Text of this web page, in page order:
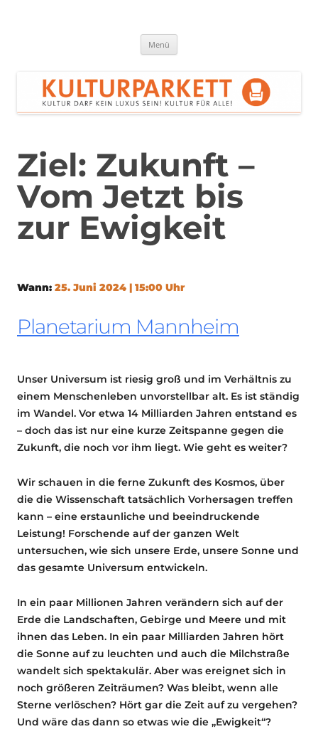
Menü
Ziel: Zukunft –
Vom Jetzt bis
zur Ewigkeit
Wann: 25. Juni 2024 | 15:00 Uhr
Planetarium Mannheim
Unser Universum ist riesig groß und im Verhältnis zu
einem Menschenleben unvorstellbar alt. Es ist ständig
im Wandel. Vor etwa 14 Milliarden Jahren entstand es
– doch das ist nur eine kurze Zeitspanne gegen die
Zukunft, die noch vor ihm liegt. Wie geht es weiter?
Wir schauen in die ferne Zukunft des Kosmos, über
die die Wissenschaft tatsächlich Vorhersagen treffen
kann – eine erstaunliche und beeindruckende
Leistung! Forschende auf der ganzen Welt
untersuchen, wie sich unsere Erde, unsere Sonne und
das gesamte Universum entwickeln.
In ein paar Millionen Jahren verändern sich auf der
Erde die Landschaften, Gebirge und Meere und mit
ihnen das Leben. In ein paar Milliarden Jahren hört
die Sonne auf zu leuchten und auch die Milchstraße
wandelt sich spektakulär. Aber was ereignet sich in
noch größeren Zeiträumen? Was bleibt, wenn alle
Sterne verlöschen? Hört gar die Zeit auf zu vergehen?
Und wäre das dann so etwas wie die „Ewigkeit“?